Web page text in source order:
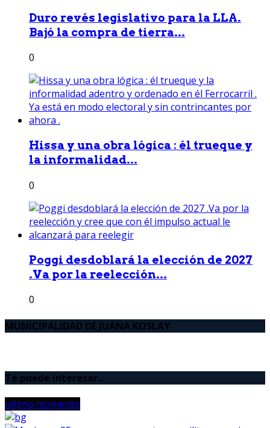
Duro revés legislativo para la LLA.
Bajó la compra de tierra...
0
Hissa y una obra lógica : él trueque y
la informalidad...
0
Poggi desdoblará la elección de 2027
.Va por la reelección...
0
MUNICIPALIDAD DE JUANA KOSLAY
Te puede interesar..
ultimo momento